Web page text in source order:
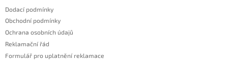
Dodací podmínky
Obchodní podmínky
Ochrana osobních údajů
Reklamační řád
Formulář pro uplatnění reklamace